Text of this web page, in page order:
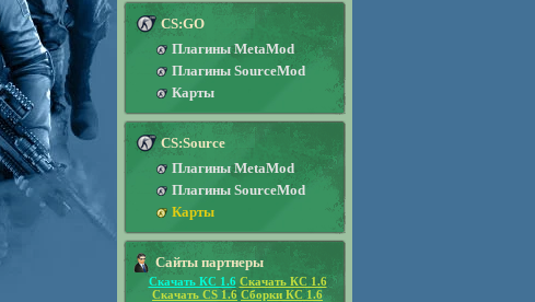
CS:GO
Плагины MetaMod
Плагины SourceMod
Карты
CS:Source
Плагины MetaMod
Плагины SourceMod
Карты
Сайты партнеры
Скачать КС 1.6 Скачать КС 1.6
Скачать CS 1.6 Сборки КС 1.6